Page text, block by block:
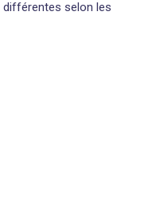
selon les